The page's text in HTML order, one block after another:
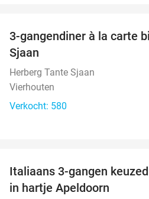
3-gangendiner à la carte
Sjaan
Herberg Tante Sjaan
Vierhouten
Verkocht: 580
Italiaans 3-gangen
in hartje Apeldoorn